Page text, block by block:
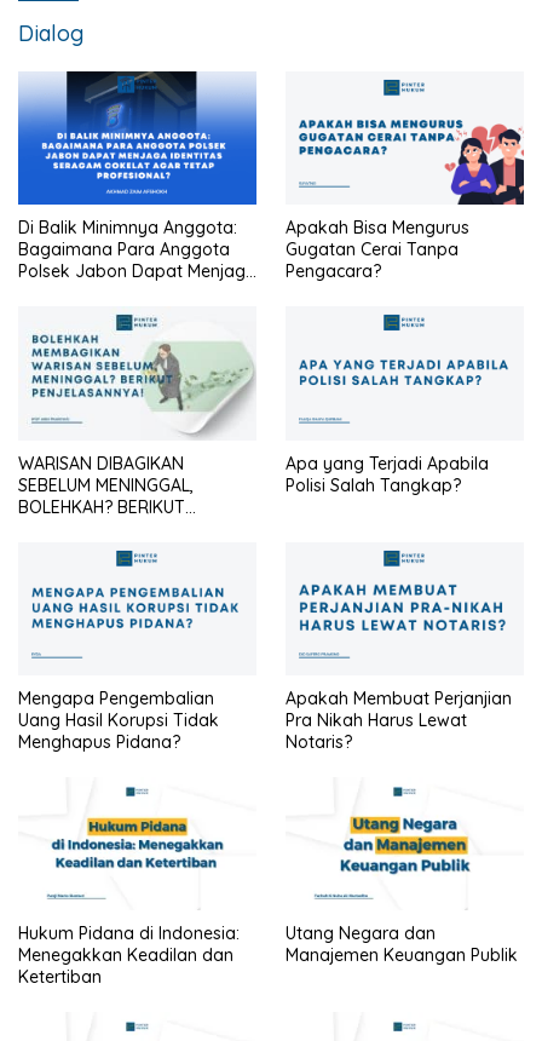
Dialog
Di Balik Minimnya Anggota:
Bagaimana Para Anggota
Polsek Jabon Dapat Menjaga
Agar Tetap Profesional?
Apakah Bisa Mengurus
Gugatan Cerai Tanpa
Pengacara?
WARISAN DIBAGIKAN
SEBELUM MENINGGAL,
BOLEHKAH? BERIKUT
Apa yang Terjadi Apabila
Polisi Salah Tangkap?
Mengapa Pengembalian
Uang Hasil Korupsi Tidak
Menghapus Pidana?
Apakah Membuat Perjanjian
Pra Nikah Harus Lewat
Notaris?
Hukum Pidana di Indonesia:
Menegakkan Keadilan dan
Ketertiban
Utang Negara dan
Manajemen Keuangan Publik